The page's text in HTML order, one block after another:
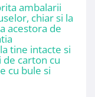
ambalarii
chiar si la
acestora de
tine intacte si
de carton cu
cu bule si